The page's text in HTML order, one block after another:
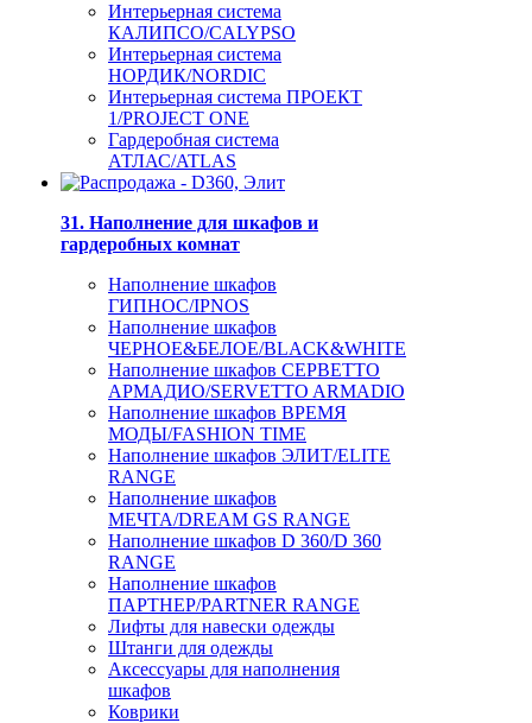
Интерьерная система
КАЛИПСО/CALYPSO
Интерьерная система
НОРДИК/NORDIC
Интерьерная система ПРОЕКТ
1/PROJECT ONE
Гардеробная система
АТЛАС/ATLAS
31. Наполнение для шкафов и
гардеробных комнат
Наполнение шкафов
ГИПНОС/IPNOS
Наполнение шкафов
ЧЕРНОЕ&БЕЛОЕ/BLACK&WHITE
Наполнение шкафов СЕРВЕТТО
АРМАДИО/SERVETTO ARMADIO
Наполнение шкафов ВРЕМЯ
МОДЫ/FASHION TIME
Наполнение шкафов ЭЛИТ/ELITE
RANGE
Наполнение шкафов
МЕЧТА/DREAM GS RANGE
Наполнение шкафов D 360/D 360
RANGE
Наполнение шкафов
ПАРТНЕР/PARTNER RANGE
Лифты для навески одежды
Штанги для одежды
Аксессуары для наполнения
шкафов
Коврики